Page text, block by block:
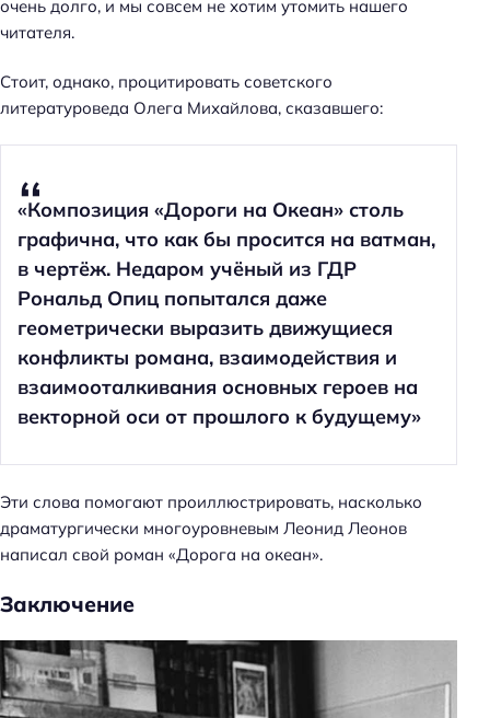
очень долго, и мы совсем не хотим утомить нашего
читателя.
Стоит, однако, процитировать советского
литературоведа Олега Михайлова, сказавшего:
«Композиция «Дороги на Океан» столь
графична, что как бы просится на ватман,
в чертёж. Недаром учёный из ГДР
Рональд Опиц попытался даже
геометрически выразить движущиеся
конфликты романа, взаимодействия и
взаимооталкивания основных героев на
векторной оси от прошлого к будущему»
Эти слова помогают проиллюстрировать, насколько
драматургически многоуровневым Леонид Леонов
написал свой роман «Дорога на океан».
Заключение